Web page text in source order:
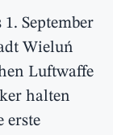
September
Wieluń
Luftwaffe
halten
erste